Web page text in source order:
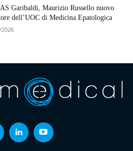
Garibaldi, Maurizio Russello nuovo
dell’UOC di Medicina Epatologica